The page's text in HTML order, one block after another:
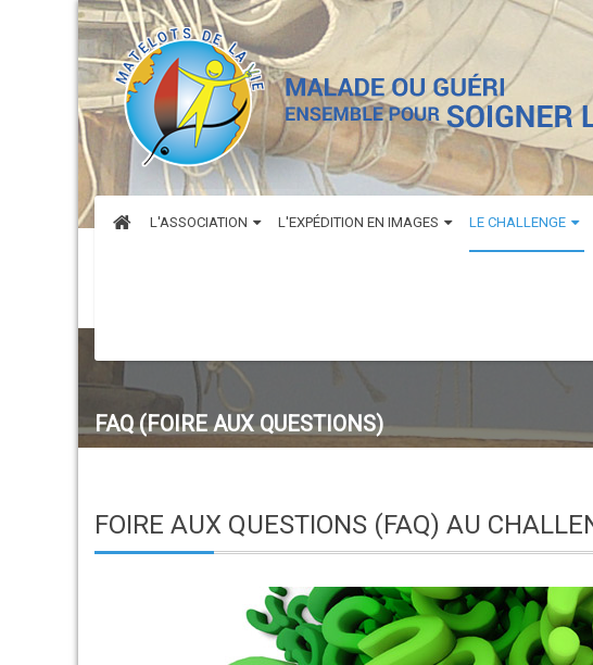
L'ASSOCIATION L'EXPÉDITION EN IMAGES LE CHALLENGE
FAQ (FOIRE AUX QUESTIONS)
FOIRE AUX QUESTIONS (FAQ) AU